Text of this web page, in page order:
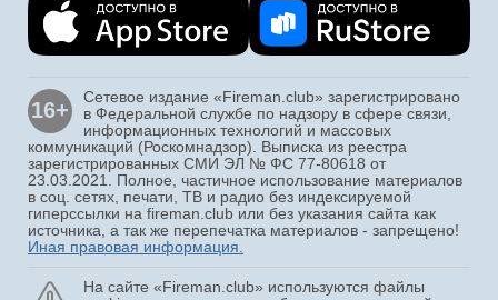
16+
Сетевое издание «Fireman.club» зарегистрировано
в Федеральной службе по надзору в сфере связи,
информационных технологий и массовых
коммуникаций (Роскомнадзор). Выписка из реестра
зарегистрированных СМИ ЭЛ № ФС 77-80618 от
23.03.2021. Полное, частичное использование материалов
в соц. сетях, печати, ТВ и радио без индексируемой
гиперссылки на fireman.club или без указания сайта как
источника, а так же перепечатка материалов - запрещено!
Иная правовая информация.
На сайте «Fireman.club» используются файлы